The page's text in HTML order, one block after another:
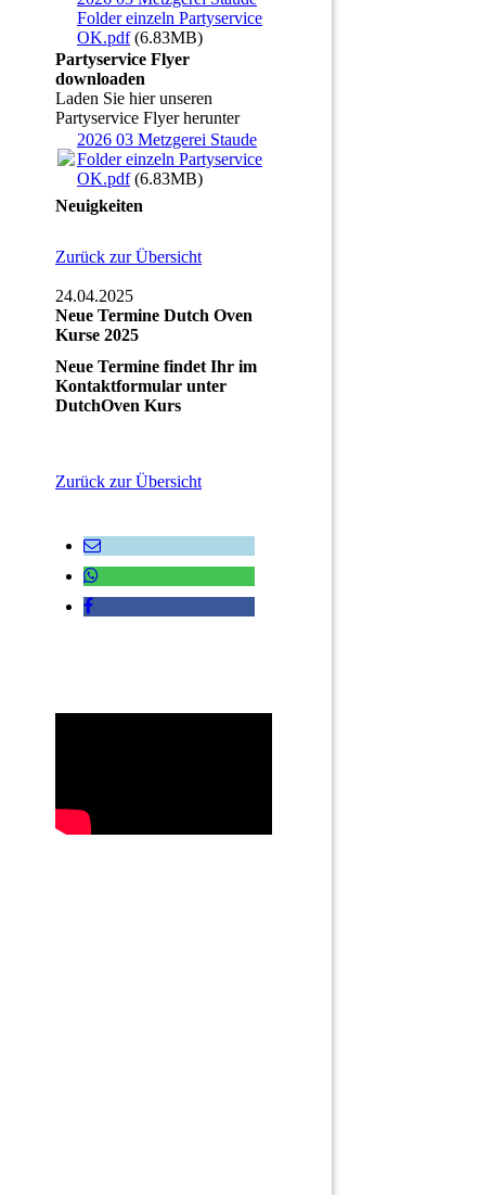
Folder einzeln Partyservice
OK.pdf(6.83MB)
Partyservice Flyer
downloaden
Laden Sie hier unseren
Partyservice Flyer herunter
2026 03 Metzgerei Staude
Folder einzeln Partyservice
OK.pdf(6.83MB)
Neuigkeiten
Zurück zur Übersicht
24.04.2025
Neue Termine Dutch Oven
Kurse 2025
Neue Termine findet Ihr im
Kontaktformular unter
DutchOven Kurs
Zurück zur Übersicht